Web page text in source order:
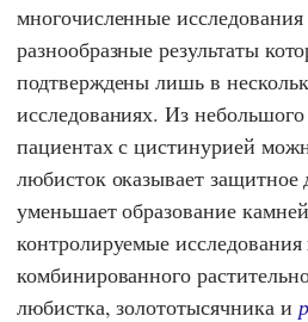
многочисленные исследования
разнообразные результаты
подтверждены лишь в
исследованиях. Из
пациентах с цистинурией
любисток оказывает защитное
уменьшает образование
контролируемые
комбинированного
любистка, золототысячника и